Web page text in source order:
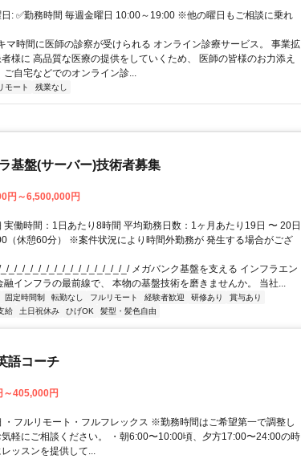
: ✅勤務時間 毎週金曜日 10:00～19:00 ※他の曜日もご相談に乗れ
マ時間に医師の診察が受けられる オンライン診療サービス。 事業拡
様に 高品質な医療の提供をしていくため、 医師の皆様のお力添え
ご自宅などでのオンライン診...
モート 残業なし
基盤(サーバー)技術者募集
円～6,500,000円
実働時間：1日あたり8時間 平均勤務日数：1ヶ月あたり19日 〜 20日
（休憩60分） ※案件状況により時間外勤務が 発生する場合がござ
_/_/_/_/_/_/_/_/_/_/_/_/_/_/_/ メガバンク基盤を支える インフラエン
融インフラの最前線で、 本物の基盤技術を磨きませんか。 当社...
固定時間制 転勤なし フルリモート 経験者歓迎 研修あり
賞与あり
給 土日祝休み ひげOK 髪型・髪色自由
語コーチ
～405,000円
・フルリモート・フルフレックス ※勤務時間はご希望第一で調整し
気軽にご相談ください。 ・朝6:00〜10:00頃、夕方17:00〜24:00の時
ッスンを提供して...